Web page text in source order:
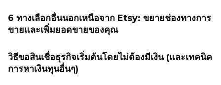
6 ทางเลือกอื่นนอกเหนือจาก Etsy: ขยายช่องทางการ
ขายและเพิ่มยอดขายของคุณ
วิธีขอสินเชื่อธุรกิจเริ่มต้นโดยไม่ต้องมีเงิน (และเทคนิค
การหาเงินทุนอื่นๆ)